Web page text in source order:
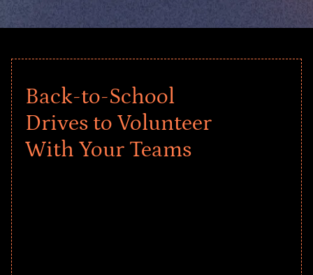
Back-to-School
Drives to Volunteer
With Your Teams